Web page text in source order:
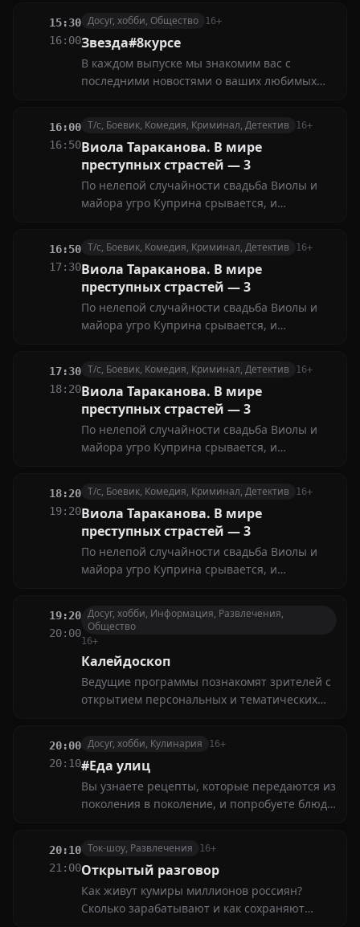
трогательные моменты с участием
животных, детей и радостных событий
15:30
16:00
Досуг, хобби, Общество 16+
Звезда#8курсе
В каждом выпуске мы знакомим вас с
последними новостями о ваших любимых
общественность. Вы узнаете, что происходит
за кулисами концертов, съемочных
площадок и модных показов
16:00
16:50
Т/с, Боевик, Комедия, Криминал, Детектив 16+
Виола Тараканова. В мире
преступных страстей — 3
По нелепой случайности свадьба Виолы и
майора угро Куприна срывается, и
ненадолго выйти из купе, как ее попутчицу
убивают...
16:50
17:30
Т/с, Боевик, Комедия, Криминал, Детектив 16+
Виола Тараканова. В мире
преступных страстей — 3
По нелепой случайности свадьба Виолы и
майора угро Куприна срывается, и
ненадолго выйти из купе, как ее попутчицу
убивают...
17:30
18:20
Т/с, Боевик, Комедия, Криминал, Детектив 16+
Виола Тараканова. В мире
преступных страстей — 3
По нелепой случайности свадьба Виолы и
майора угро Куприна срывается, и
ненадолго выйти из купе, как ее попутчицу
убивают...
18:20
19:20
Т/с, Боевик, Комедия, Криминал, Детектив 16+
Виола Тараканова. В мире
преступных страстей — 3
По нелепой случайности свадьба Виолы и
майора угро Куприна срывается, и
решив бежать, куда глаза глядят. Но стоит ей
ненадолго выйти из купе, как ее попутчицу
убивают...
19:20
20:00
Досуг, хобби, Информация, Развлечения,
Общество
16+
Калейдоскоп
Ведущие программы познакомят зрителей с
открытием персональных и тематических
праздников, премьерных спектаклей,
цирковых представлений, фестивалей и
концертов, а также научат вкусно готовить и
держать себя в форме
20:00
20:10
Досуг, хобби, Кулинария 16+
#Еда улиц
Вы узнаете рецепты, которые передаются из
поколения в поколение, и попробуете блюда,
20:10
21:00
Ток-шоу, Развлечения 16+
Открытый разговор
Как живут кумиры миллионов россиян?
Сколько зарабатывают и как сохраняют